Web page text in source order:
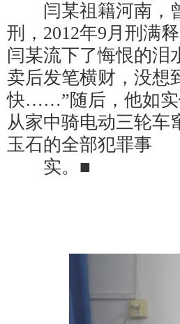
闫某祖籍河南，曾
刑，2012年9月刑满
闫某流下了悔恨的泪
卖后发笔横财，没
快……”随后，他如实
从家中骑电动三轮车
玉石的全部犯罪事
实。■